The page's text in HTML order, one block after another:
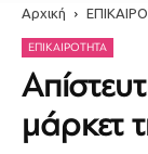
Αρχική
ΕΠΙΚΑΙΡΟΤΗΤΑ
μάρκετ